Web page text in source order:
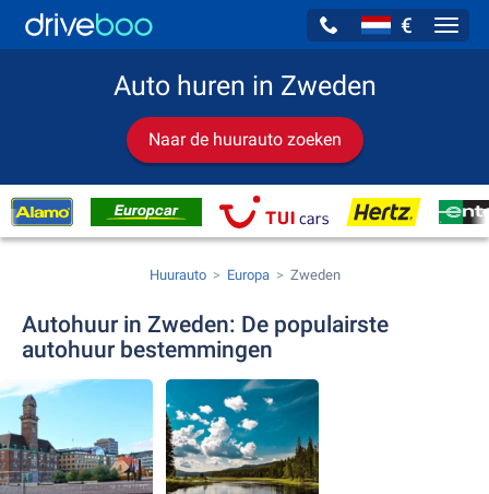
€
Auto huren in Zweden
Naar de huurauto zoeken
Huurauto Europa Zweden
Autohuur in Zweden: De populairste
autohuur bestemmingen